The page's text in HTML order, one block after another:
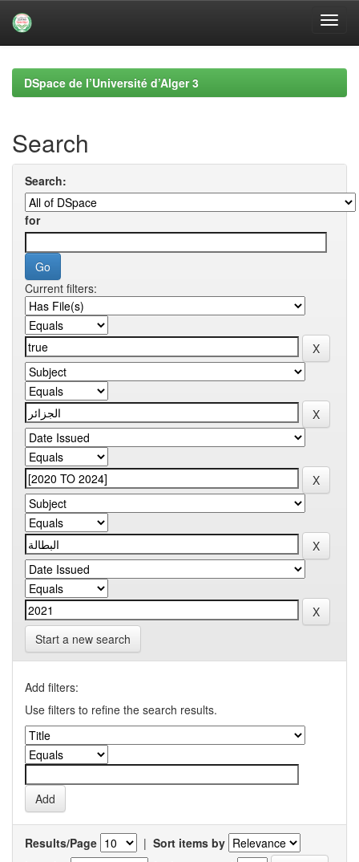
navigationDSpace de l’Université d’Alger 3
Search
Search:
for
Current filters:
Start a new search
Add filters:
Use filters to refine the search results.
Results/Page | Sort items by